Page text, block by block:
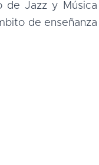
de Jazz y Música
de enseñanza